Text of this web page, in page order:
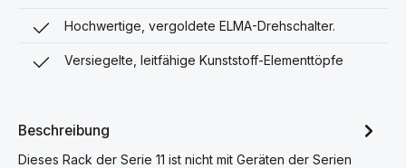
Hochwertige, vergoldete ELMA-Drehschalter.
Versiegelte, leitfähige Kunststoff-Elementtöpfe
Beschreibung
Dieses Rack der Serie 11 ist nicht mit Geräten der Serien